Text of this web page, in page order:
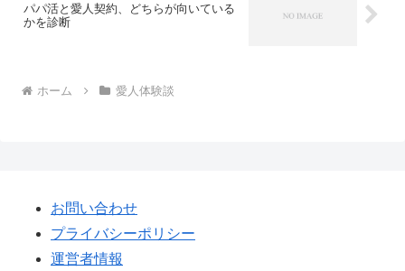
パパ活と愛人契約、どちらが向いている
かを診断
ホーム 愛人体験談
お問い合わせ
プライバシーポリシー
運営者情報